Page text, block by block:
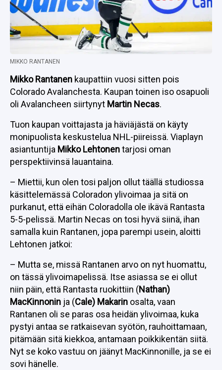
MIKKO RANTANEN
Mikko Rantanen kaupattiin vuosi sitten pois
Colorado Avalanchesta. Kaupan toinen iso osapuoli
oli Avalancheen siirtynyt Martin Necas.
Tuon kaupan voittajasta ja häviäjästä on käyty
monipuolista keskustelua NHL-piireissä. Viaplayn
asiantuntija Mikko Lehtonentarjosi oman
perspektiivinsä lauantaina.
– Miettii, kun olen tosi paljon ollut täällä studiossa
käsittelemässä Coloradon ylivoimaa ja sitä on
purkanut, että eihän Coloradolla ole ikävä Rantasta
5-5-pelissä. Martin Necas on tosi hyvä siinä, ihan
samalla kuin Rantanen, jopa parempi usein, aloitti
Lehtonen jatkoi:
– Mutta se, missä Rantanen arvo on nyt huomattu,
on tässä ylivoimapelissä. Itse asiassa se ei ollut
niin päin, että Rantasta ruokittiin (Nathan)
MacKinnonin ja (Cale) Makarin osalta, vaan
Rantanen oli se paras osa heidän ylivoimaa, kuka
pystyi antaa se ratkaisevan syötön, rauhoittamaan,
pitämään sitä kiekkoa, antamaan poikkikentän siitä.
Nyt se koko vastuu on jäänyt MacKinnonille, ja se ei
sovi hänelle.